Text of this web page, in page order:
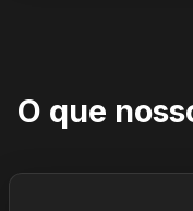
O que